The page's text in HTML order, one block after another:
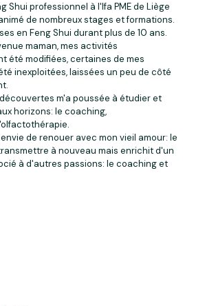
Shui professionnel à l'Ifa PME de Liège
de nombreux stages et formations.
en Feng Shui durant plus de 10 ans.
maman, mes activités
été modifiées, certaines de mes
inexploitées, laissées un peu de côté
m'a poussée à étudier et
horizons: le coaching,
de renouer avec mon vieil amour: le
à nouveau mais enrichit d'un
à d'autres passions: le coaching et